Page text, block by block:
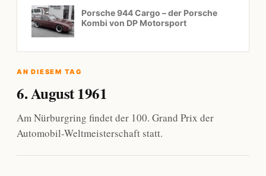
Porsche 944 Cargo – der Porsche
Kombi von DP Motorsport
AN DIESEM TAG
6. August 1961
Am Nürburgring findet der 100. Grand Prix der
Automobil-Weltmeisterschaft statt.